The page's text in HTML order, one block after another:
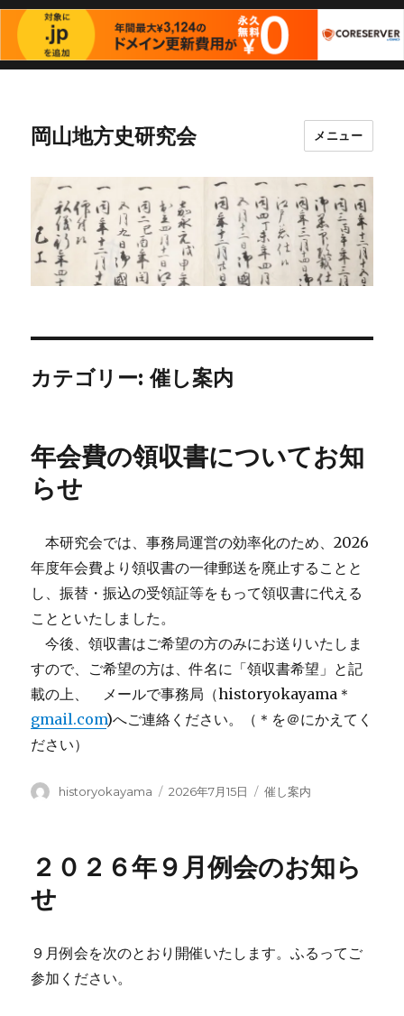
岡山地方史研究会 メニュー
カテゴリー:催し案内
年会費の領収書についてお知
らせ
本研究会では、事務局運営の効率化のため、2026
年度年会費より領収書の一律郵送を廃止することと
し、振替・振込の受領証等をもって領収書に代える
ことといたしました。
今後、領収書はご希望の方のみにお送りいたしま
すので、ご希望の方は、件名に「領収書希望」と記
載の上、 メールで事務局（historyokayama＊
gmail.com)へご連絡ください。（＊を＠にかえてく
ださい）
投
historyokayama
投
2026年7月15日
カ
ー
催し案内
２０２６年９月例会のお知ら
せ
９月例会を次のとおり開催いたします。ふるってご
参加ください。